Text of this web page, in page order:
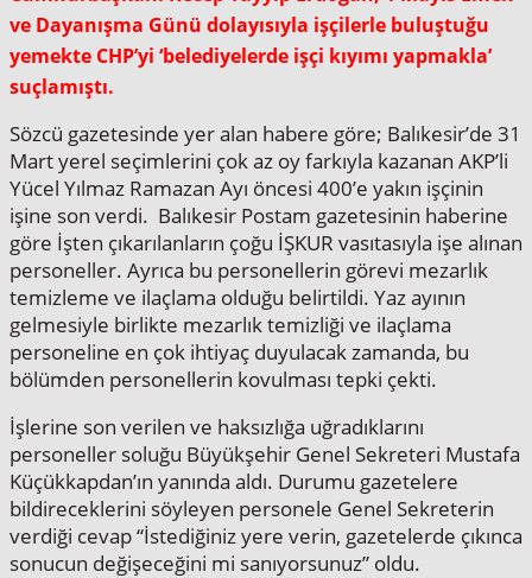
ve Dayanışma Günü dolayısıyla işçilerle buluştuğu
yemekte CHP’yi ‘belediyelerde işçi kıyımı yapmakla’
suçlamıştı.
Sözcü gazetesinde yer alan habere göre; Balıkesir’de 31
Mart yerel seçimlerini çok az oy farkıyla kazanan AKP’li
Yücel Yılmaz Ramazan Ayı öncesi 400’e yakın işçinin
işine son verdi. Balıkesir Postam gazetesinin haberine
göre İşten çıkarılanların çoğu İŞKUR vasıtasıyla işe alınan
personeller. Ayrıca bu personellerin görevi mezarlık
temizleme ve ilaçlama olduğu belirtildi. Yaz ayının
gelmesiyle birlikte mezarlık temizliği ve ilaçlama
personeline en çok ihtiyaç duyulacak zamanda, bu
bölümden personellerin kovulması tepki çekti.
İşlerine son verilen ve haksızlığa uğradıklarını
personeller soluğu Büyükşehir Genel Sekreteri Mustafa
Küçükkapdan’ın yanında aldı. Durumu gazetelere
bildireceklerini söyleyen personele Genel Sekreterin
verdiği cevap “İstediğiniz yere verin, gazetelerde çıkınca
sonucun değişeceğini mi sanıyorsunuz” oldu.